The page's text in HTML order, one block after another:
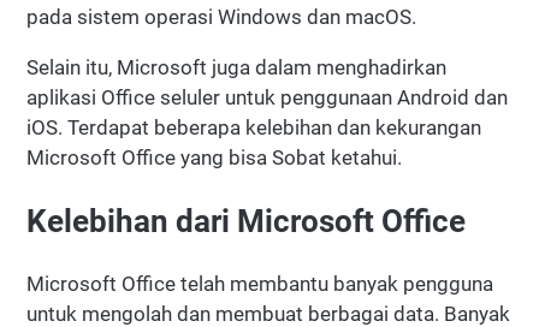
pada sistem operasi Windows dan macOS.
Selain itu, Microsoft juga dalam menghadirkan
aplikasi Office seluler untuk penggunaan Android dan
iOS. Terdapat beberapa kelebihan dan kekurangan
Microsoft Office yang bisa Sobat ketahui.
Kelebihan dari Microsoft Office
Microsoft Office telah membantu banyak pengguna
untuk mengolah dan membuat berbagai data. Banyak